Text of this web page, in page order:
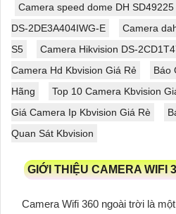
Camera speed dome DH SD49225
DS-2DE3A404IWG-E
Camera
S5
Camera Hikvision DS-
Camera Hd Kbvision Giá Rẻ
Báo
Hãng
Top 10 Camera Kbvision
Giá Camera Ip Kbvision Giá Rè
Quan Sát Kbvision
GIỚI THIỆU CAMERA WIFI
Camera Wifi 360 ngoài trời là